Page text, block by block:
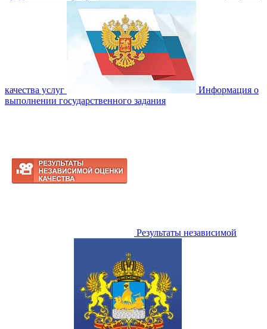
качества услуг
Информация о
выполнении государственного задания
Результаты независимой